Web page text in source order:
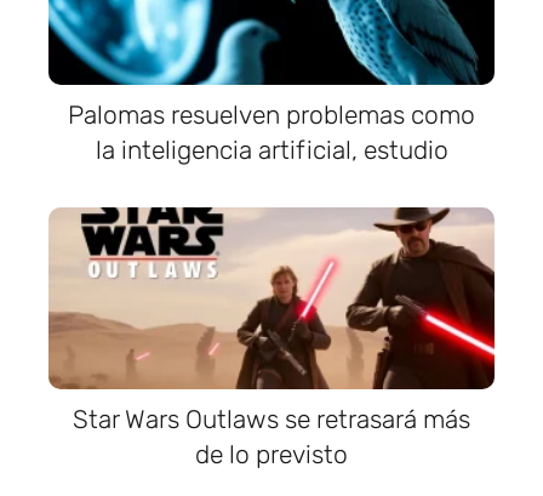
Palomas resuelven problemas como
la inteligencia artificial, estudio
Star Wars Outlaws se retrasará más
de lo previsto